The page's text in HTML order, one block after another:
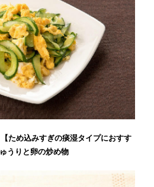
ため込みすぎの痰湿タイプにおすす
うりと卵の炒め物